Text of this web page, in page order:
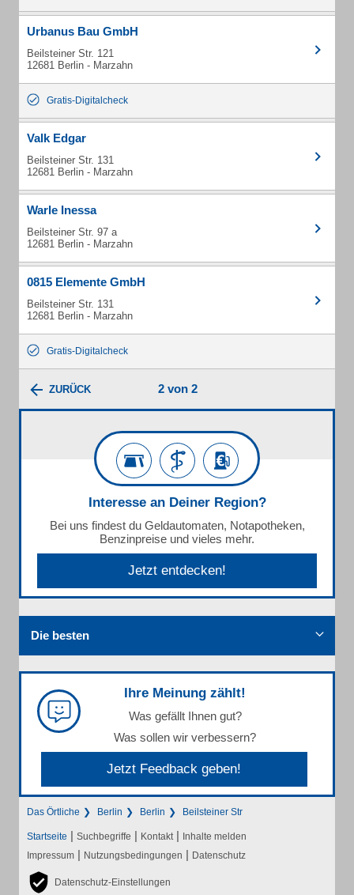
Urbanus Bau GmbH
Beilsteiner Str. 121
12681 Berlin - Marzahn
Gratis-Digitalcheck
Valk Edgar
Beilsteiner Str. 131
12681 Berlin - Marzahn
Warle Inessa
Beilsteiner Str. 97 a
12681 Berlin - Marzahn
0815 Elemente GmbH
Beilsteiner Str. 131
12681 Berlin - Marzahn
Gratis-Digitalcheck
ZURÜCK 2 von 2
Interesse an Deiner Region?
Bei uns findest du Geldautomaten, Notapotheken,
Benzinpreise und vieles mehr.
Jetzt entdecken!
Die besten
Ihre Meinung zählt!
Was gefällt Ihnen gut?
Was sollen wir verbessern?
Jetzt Feedback geben!
Das Örtliche Berlin Berlin Beilsteiner Str
Startseite | Suchbegriffe | Kontakt | Inhalte melden
Impressum | Nutzungsbedingungen | Datenschutz
Datenschutz-Einstellungen